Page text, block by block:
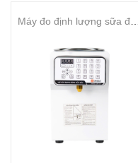
Video giới
ĐO ĐỊNH
HAI NGĂN